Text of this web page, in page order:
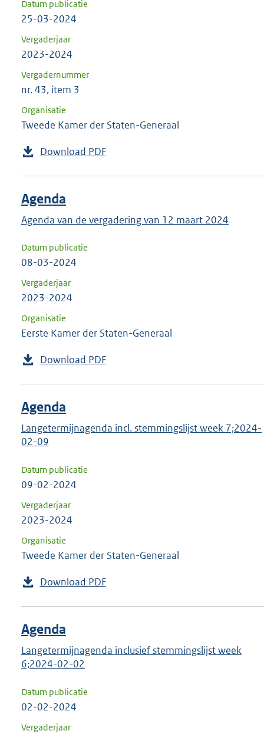
Datum publicatie
25-03-2024
Vergaderjaar
2023-2024
Vergadernummer
nr. 43, item 3
Organisatie
Tweede Kamer der Staten-Generaal
Download PDF
Agenda
Agenda van de vergadering van 12 maart 2024
Datum publicatie
08-03-2024
Vergaderjaar
2023-2024
Organisatie
Eerste Kamer der Staten-Generaal
Download PDF
Agenda
Langetermijnagenda incl. stemmingslijst week 7;2024-
02-09
Datum publicatie
09-02-2024
Vergaderjaar
2023-2024
Organisatie
Tweede Kamer der Staten-Generaal
Download PDF
Agenda
Langetermijnagenda inclusief stemmingslijst week
6;2024-02-02
Datum publicatie
02-02-2024
Vergaderjaar